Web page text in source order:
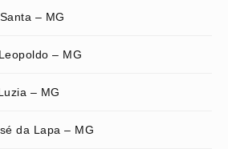
– MG
– MG
– MG
da Lapa – MG